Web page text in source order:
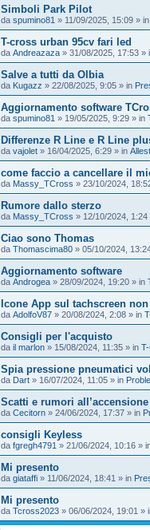
Simboli Park Pilot
da spumino81 » 11/09/2025, 15:09 » in
T-cross urban 95cv fari led
da Andreazaza » 31/08/2025, 17:53 »
Salve a tutti da Olbia
da Kugazz » 22/08/2025, 9:05 » in
Aggiornamento software
da spumino81 » 19/05/2025, 9:29 » in
Differenze R Line e R Line
da vajolet » 16/04/2025, 6:29 » in
come faccio a cancellare il
da Massy_TCross » 23/10/2024,
Rumore dallo sterzo
da Massy_TCross » 12/10/2024, 1:24
Ciao sono Thomas
da Thomascima80 » 05/10/2024,
Aggiornamento software
da Androgea » 28/09/2024, 19:20 » in
Icone App sul tachscreen
da AdolfoV87 » 20/08/2024, 2:08 » in
Consigli per l'acquisto
da il marlon » 15/08/2024, 11:35 » in
Spia pressione pneumatici
da Dart » 16/07/2024, 11:05 » in
Scatti e rumori
da Cecitorn » 24/06/2024, 17:37 » in
consigli Keyless
da fgregh4791 » 21/06/2024, 10:16 »
Mi presento
da giataffi » 11/06/2024, 18:41 » in
Mi presento
da Tcross2023 » 06/06/2024, 19:01 »